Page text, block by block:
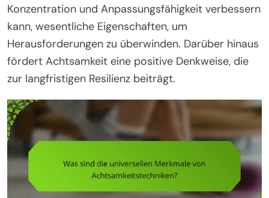
Konzentration und Anpassungsfähigkeit verbessern
kann, wesentliche Eigenschaften, um
Herausforderungen zu überwinden. Darüber hinaus
fördert Achtsamkeit eine positive Denkweise, die
zur langfristigen Resilienz beiträgt.